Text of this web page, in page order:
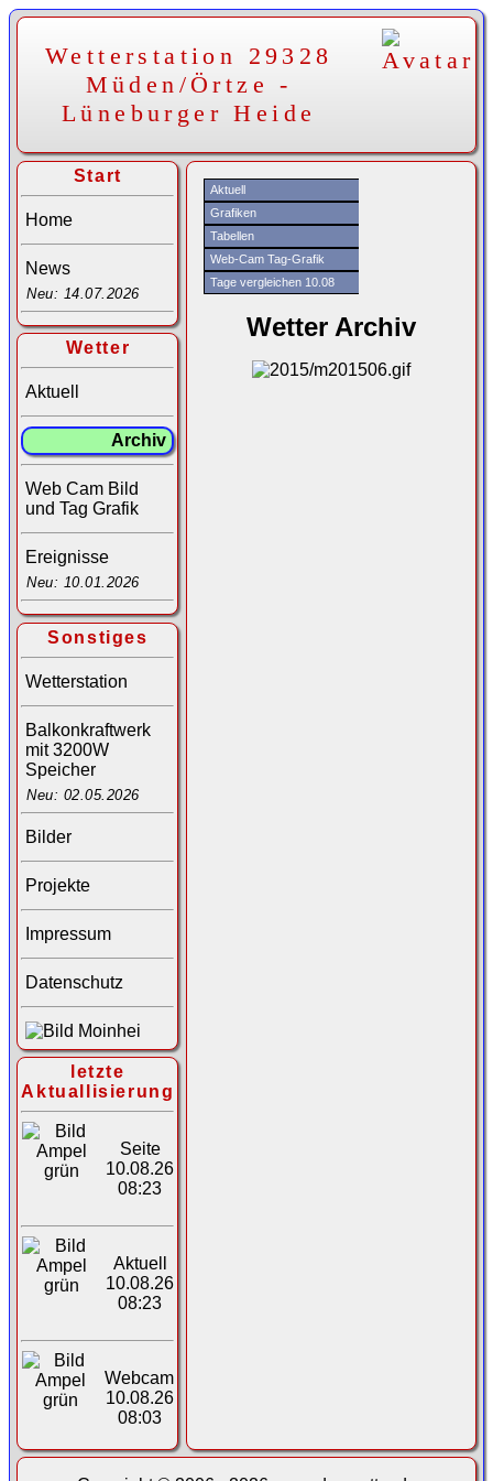
Wetterstation 29328
Müden/Örtze -
Lüneburger Heide
Start
Home
News
Neu: 14.07.2026
Wetter
Aktuell
Archiv
Web Cam Bild
und Tag Grafik
Ereignisse
Neu: 10.01.2026
Sonstiges
Wetterstation
Balkonkraftwerk
mit 3200W
Speicher
Neu: 02.05.2026
Bilder
Projekte
Impressum
Datenschutz
letzte
Aktuallisierung
Seite
10.08.26
08:23
Aktuell
10.08.26
08:23
Webcam
10.08.26
08:03
Aktuell
Grafiken
Tabellen
Web-Cam Tag-Grafik
Tage vergleichen 10.08
Wetter Archiv